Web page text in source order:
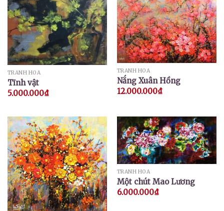
TRANH HOA
Tĩnh vật
5.000.000₫
TRANH HOA
Nắng Xuân Hồng
12.000.000₫
TRANH HOA
Một chút Mao Lương
6.000.000₫